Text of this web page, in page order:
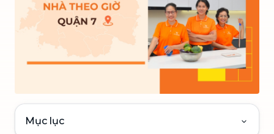
Mục lục